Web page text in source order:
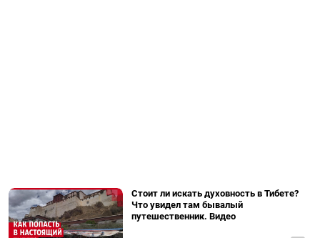
Стоит ли искать духовность в Тибете?
Что увидел там бывалый
путешественник. Видео